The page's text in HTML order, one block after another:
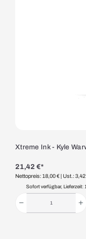
Xtreme Ink - Kyle
21,42 €*
Nettopreis: 18,00 € | Ust.:
Sofort verfügbar, Lieferzeit: